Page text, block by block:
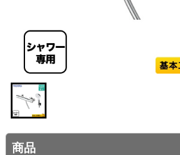
商品